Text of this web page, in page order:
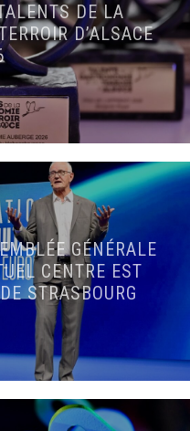
DE LA
D’ALSACE
GÉNÉRALE
CENTRE EST
STRASBOURG